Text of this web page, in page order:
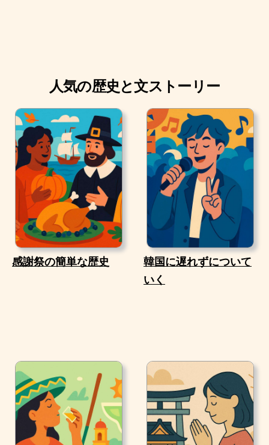
人気の歴史と文ストーリー
感謝祭の簡単な歴史
韓国に遅れずについて
いく